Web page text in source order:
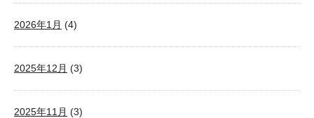
2026年1月 (4)
2025年12月 (3)
2025年11月 (3)